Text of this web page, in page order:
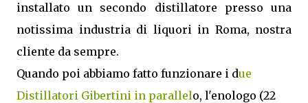
installato un secondo distillatore presso una
notissima industria di liquori in Roma, nostra
cliente da sempre.
Quando poi abbiamo fatto funzionare i due
Distillatori Gibertini in parallelo, l'enologo (22